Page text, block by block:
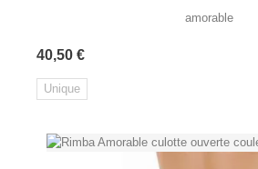
amorable
40,50 €Prix
Unique